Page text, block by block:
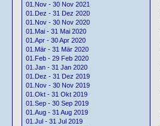
01.Nov - 30 Nov 2021
01.Dez - 31 Dez 2020
01.Nov - 30 Nov 2020
01.Mai - 31 Mai 2020
01.Apr - 30 Apr 2020
01.Mär - 31 Mär 2020
01.Feb - 29 Feb 2020
01.Jan - 31 Jan 2020
01.Dez - 31 Dez 2019
01.Nov - 30 Nov 2019
01.Okt - 31 Okt 2019
01.Sep - 30 Sep 2019
01.Aug - 31 Aug 2019
01.Jul - 31 Jul 2019